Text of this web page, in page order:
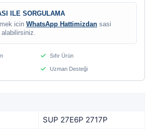
ILE SORGULAMA
icin WhatsApp Hattimizdan sasi
Sıfır Ürün
Uzman Desteği
SUP 27E6P 2717P